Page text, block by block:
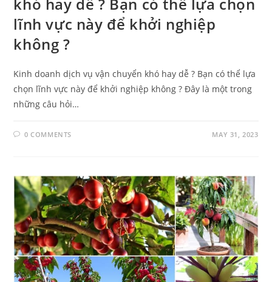
lĩnh vực này để khởi nghiệp
không ?
Kinh doanh dịch vụ vận chuyển khó hay dễ ? Bạn có thể lựa
chọn lĩnh vực này để khởi nghiệp không ? Đây là một trong
những câu hỏi…
0 COMMENTS MAY 31, 2023